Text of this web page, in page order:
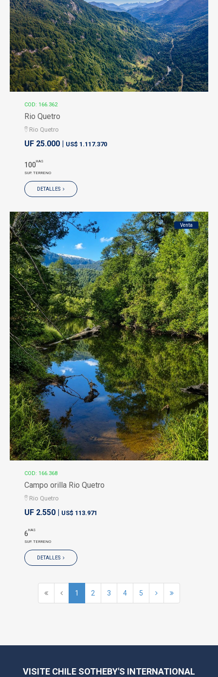
COD: 166.362
Rio Quetro
Rio Quetro
UF 25.000 | US$ 1.117.370
100HAS
SUP. TERRENO
DETALLES
Venta
COD: 166.368
Campo orilla Rio Quetro
Rio Quetro
UF 2.550 | US$ 113.971
6HAS
SUP. TERRENO
DETALLES
1 2 3 4 5
VISITE CHILE SOTHEBY'S INTERNATIONAL